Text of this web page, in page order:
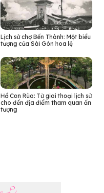
Lịch sử chợ Bến Thành: Một biểu
tượng của Sài Gòn hoa lệ
Hồ Con Rùa: Từ giai thoại lịch sử
cho đến địa điểm tham quan ấn
tượng